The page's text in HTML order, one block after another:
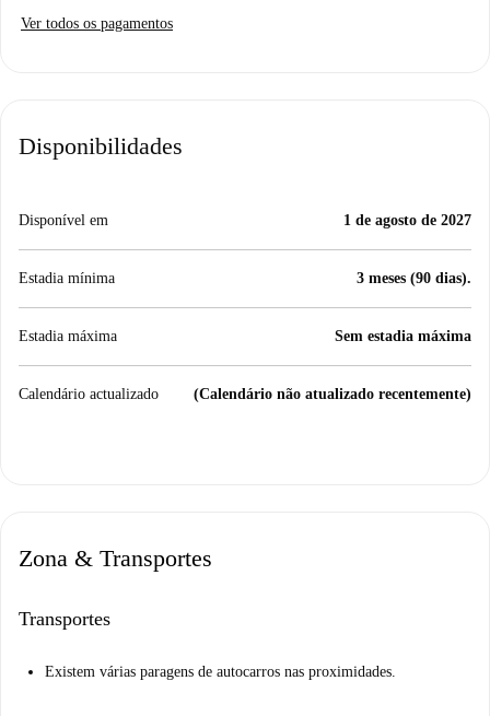
Ver todos os pagamentos
Disponibilidades
Disponível em 1 de agosto de 2027
Estadia mínima 3 meses (90 dias).
Estadia máxima Sem estadia máxima
Calendário actualizado (Calendário não atualizado recentemente)
Zona & Transportes
Transportes
Existem várias paragens de autocarros nas proximidades.